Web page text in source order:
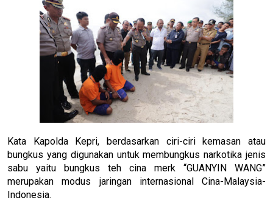
Kata Kapolda Kepri, berdasarkan ciri-ciri kemasan atau
bungkus yang digunakan untuk membungkus narkotika jenis
sabu yaitu bungkus teh cina merk “GUANYIN WANG”
merupakan modus jaringan internasional Cina-Malaysia-
Indonesia.